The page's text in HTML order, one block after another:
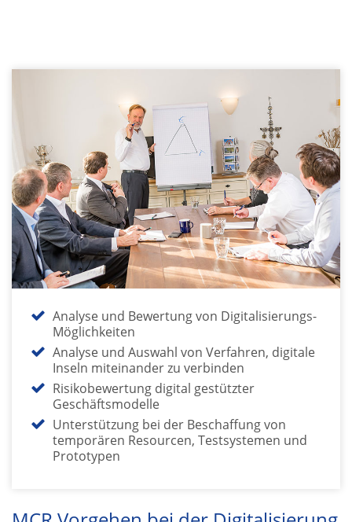
Analyse und Bewertung von Digitalisierungs-
Möglichkeiten
Analyse und Auswahl von Verfahren, digitale
Inseln miteinander zu verbinden
Risikobewertung digital gestützter
Geschäftsmodelle
Unterstützung bei der Beschaffung von
temporären Resourcen, Testsystemen und
Prototypen